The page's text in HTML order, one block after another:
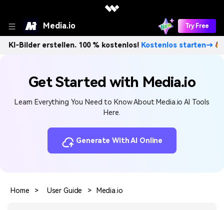
Media.io Try Free
erstellen. 100 % kostenlos!Kostenlos starten→
Get Started with Media.io
Learn Everything You Need to Know About Media.io AI Tools
Here.
Generate With AI Online
Home > User Guide > Media.io